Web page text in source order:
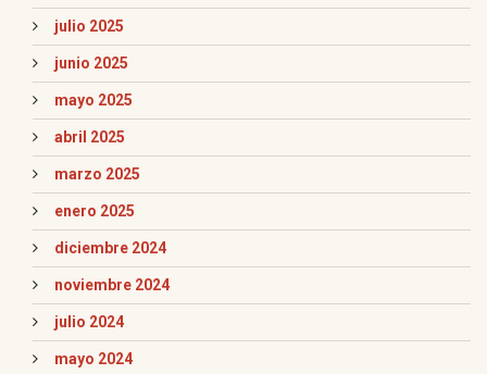
julio 2025
junio 2025
mayo 2025
abril 2025
marzo 2025
enero 2025
diciembre 2024
noviembre 2024
julio 2024
mayo 2024